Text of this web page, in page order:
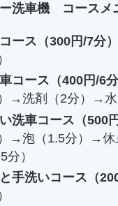
洗車機 コースメ
ース（300円/7分）
コース（400円/6分
→洗剤（2分）→水
洗車コース（500円
→泡（1.5分）→休
）
手洗いコース（